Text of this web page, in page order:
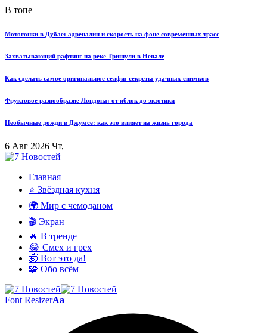
В топе
Мотогонки в Дубае: адреналин и скорость на фоне современных трасс
Захватывающий рафтинг на реке Тришули в Непале
Как сделать самое оригинальное селфи: секреты удачных снимков
Фруктовое разнообразие Лондона: от яблок до экзотики
Необычные дожди в Джумсе: как это влияет на жизнь города
6 Авг 2026 Чт,
Главная
⭐ Звёздная кухня
🌍 Мир с чемоданом
🎬 Экран
🔥 В тренде
😂 Смех и грех
🤯 Вот это да!
🧩 Обо всём
Font ResizerAa